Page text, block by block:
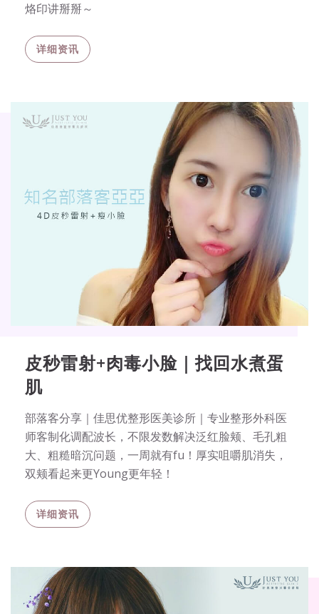
烙印讲掰掰～
详细资讯
皮秒雷射+肉毒小脸｜找回水煮蛋
肌
部落客分享｜佳思优整形医美诊所｜专业整形外科医
师客制化调配波长，不限发数解决泛红脸颊、毛孔粗
大、粗糙暗沉问题，一周就有fu！厚实咀嚼肌消失，
双颊看起来更Young更年轻！
详细资讯